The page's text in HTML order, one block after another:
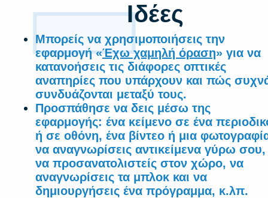
Μπορείς να χρησιμοποιήσεις την
εφαρμογή «Έχω χαμηλή όραση» για να
κατανοήσεις τις διάφορες οπτικές
αναπηρίες που υπάρχουν και πώς
συνδυάζονται μεταξύ τους.
Προσπάθησε να δεις μέσω της
εφαρμογής: ένα κείμενο σε ένα
ή σε οθόνη, ένα βίντεο ή μια
να αναγνωρίσεις αντικείμενα γύρω σου,
να προσανατολιστείς στον χώρο, να
αναγνωρίσεις τα μπλοκ και να
δημιουργήσεις ένα πρόγραμμα, κ.λπ.
Ιδέες